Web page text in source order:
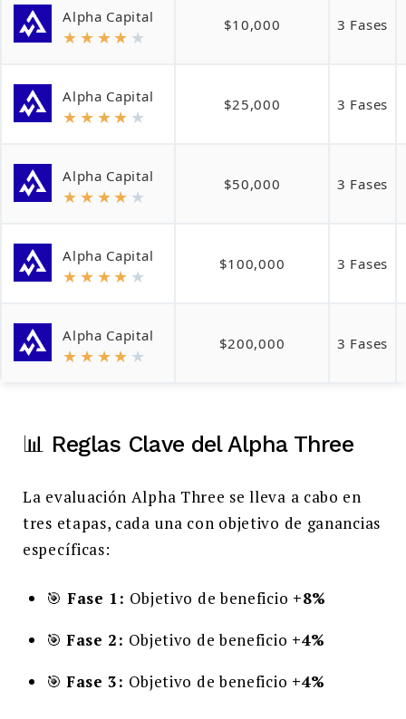
Alpha Capital
★ ★ ★★ ★
$10,000 3 Fases
Alpha Capital
★ ★ ★★ ★
$25,000 3 Fases
Alpha Capital
★ ★ ★★ ★
$50,000 3 Fases
Alpha Capital
★ ★ ★★ ★
$100,000 3 Fases
Alpha Capital
★ ★ ★★ ★
$200,000 3 Fases
📊 Reglas Clave del Alpha Three
La evaluación Alpha Three se lleva a cabo en
tres etapas, cada una con objetivo de ganancias
específicas:
🎯 Fase 1: Objetivo de beneficio +8%
🎯 Fase 2: Objetivo de beneficio +4%
🎯 Fase 3: Objetivo de beneficio +4%